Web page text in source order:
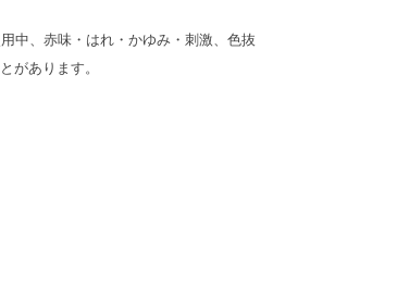
中、赤味・はれ・かゆみ・刺激、色抜
あります。